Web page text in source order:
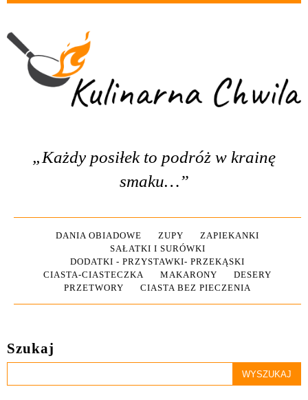
„Każdy posiłek to podróż w krainę
smaku…”
DANIA OBIADOWE ZUPY
ZAPIEKANKI
SAŁATKI I SURÓWKI
DODATKI - PRZYSTAWKI- PRZEKĄSKI
CIASTA-CIASTECZKA
MAKARONY
DESERY
PRZETWORY
CIASTA BEZ PIECZENIA
Szukaj